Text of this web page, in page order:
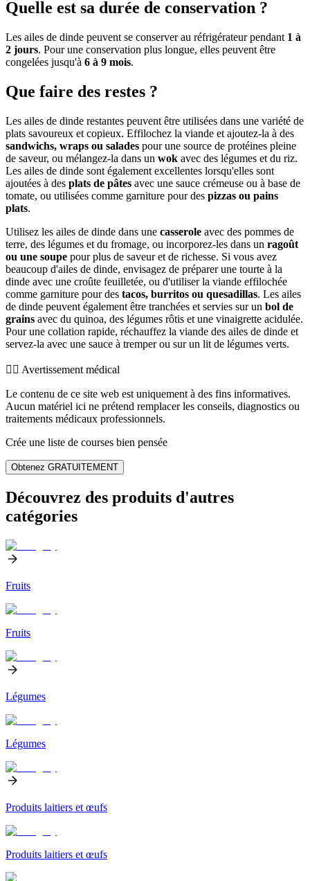
Quelle est sa durée de conservation ?
Les ailes de dinde peuvent se conserver au réfrigérateur pendant 1 à
2 jours. Pour une conservation plus longue, elles peuvent être
congelées jusqu'à 6 à 9 mois.
Que faire des restes ?
Les ailes de dinde restantes peuvent être utilisées dans une variété de
plats savoureux et copieux. Effilochez la viande et ajoutez-la à des
sandwichs, wraps ou salades pour une source de protéines pleine
de saveur, ou mélangez-la dans un wok avec des légumes et du riz.
Les ailes de dinde sont également excellentes lorsqu'elles sont
ajoutées à des plats de pâtes avec une sauce crémeuse ou à base de
tomate, ou utilisées comme garniture pour des pizzas ou pains
plats.
Utilisez les ailes de dinde dans une casserole avec des pommes de
terre, des légumes et du fromage, ou incorporez-les dans un ragoût
ou une soupe pour plus de saveur et de richesse. Si vous avez
beaucoup d'ailes de dinde, envisagez de préparer une tourte à la
dinde avec une croûte feuilletée, ou d'utiliser la viande effilochée
comme garniture pour des tacos, burritos ou quesadillas. Les ailes
de dinde peuvent également être tranchées et servies sur un bol de
grains avec du quinoa, des légumes rôtis et une vinaigrette acidulée.
Pour une collation rapide, réchauffez la viande des ailes de dinde et
servez-la avec une sauce à tremper ou sur un lit de légumes verts.
👨‍⚕️️ Avertissement médical
Le contenu de ce site web est uniquement à des fins informatives.
Aucun matériel ici ne prétend remplacer les conseils, diagnostics ou
traitements médicaux professionnels.
Crée une liste de courses bien pensée
Obtenez GRATUITEMENT
Découvrez des produits d'autres
catégories
Fruits
Fruits
Légumes
Légumes
Produits laitiers et œufs
Produits laitiers et œufs